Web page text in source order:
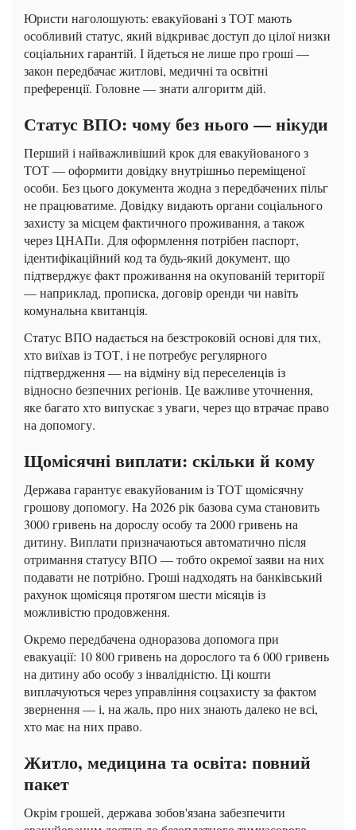
Юристи наголошують: евакуйовані з ТОТ мають
особливий статус, який відкриває доступ до цілої низки
соціальних гарантій. І йдеться не лише про гроші —
закон передбачає житлові, медичні та освітні
преференції. Головне — знати алгоритм дій.
Статус ВПО: чому без нього — нікуди
Перший і найважливіший крок для евакуйованого з
ТОТ — оформити довідку внутрішньо переміщеної
особи. Без цього документа жодна з передбачених пільг
не працюватиме. Довідку видають органи соціального
захисту за місцем фактичного проживання, а також
через ЦНАПи. Для оформлення потрібен паспорт,
ідентифікаційний код та будь-який документ, що
підтверджує факт проживання на окупованій території
— наприклад, прописка, договір оренди чи навіть
комунальна квитанція.
Статус ВПО надається на безстроковій основі для тих,
хто виїхав із ТОТ, і не потребує регулярного
підтвердження — на відміну від переселенців із
відносно безпечних регіонів. Це важливе уточнення,
яке багато хто випускає з уваги, через що втрачає право
на допомогу.
Щомісячні виплати: скільки й кому
Держава гарантує евакуйованим із ТОТ щомісячну
грошову допомогу. На 2026 рік базова сума становить
3000 гривень на дорослу особу та 2000 гривень на
дитину. Виплати призначаються автоматично після
отримання статусу ВПО — тобто окремої заяви на них
подавати не потрібно. Гроші надходять на банківський
рахунок щомісяця протягом шести місяців із
можливістю продовження.
Окремо передбачена одноразова допомога при
евакуації: 10 800 гривень на дорослого та 6 000 гривень
на дитину або особу з інвалідністю. Ці кошти
виплачуються через управління соцзахисту за фактом
звернення — і, на жаль, про них знають далеко не всі,
хто має на них право.
Житло, медицина та освіта: повний
пакет
Окрім грошей, держава зобов'язана забезпечити